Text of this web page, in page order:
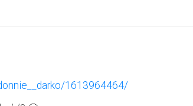
1613964464/